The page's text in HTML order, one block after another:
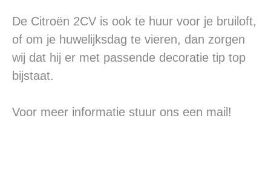
De Citroën 2CV is ook te huur voor je bruiloft,
of om je huwelijksdag te vieren, dan zorgen
wij dat hij er met passende decoratie tip top
bijstaat.
Voor meer informatie stuur ons een mail!